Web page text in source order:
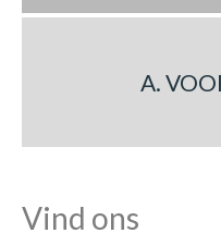
A.
Vind ons